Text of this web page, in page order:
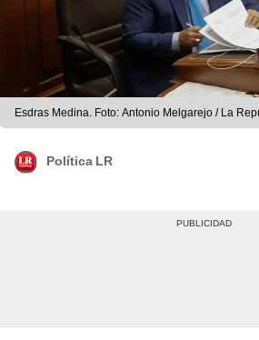
Esdras Medina. Foto: Antonio Melgarejo / La
Política LR